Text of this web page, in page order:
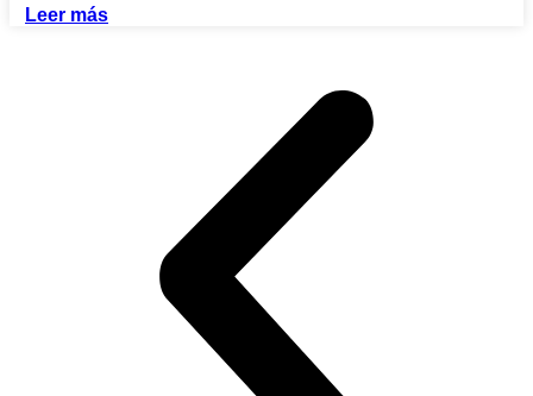
Leer más